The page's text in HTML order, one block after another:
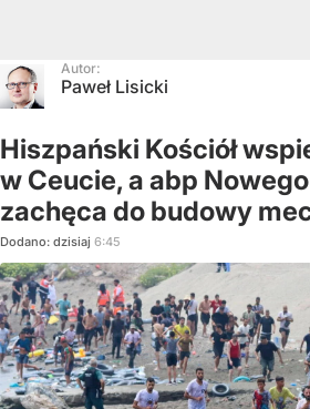
Autor:
Paweł Lisicki
Hiszpański Kościół
w Ceucie, a abp
zachęca do budowy
Dodano: dzisiaj 6:45